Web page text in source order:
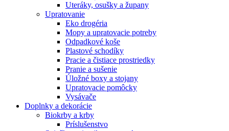
Uteráky, osušky a župany
Upratovanie
Eko drogéria
Mopy a upratovacie potreby
Odpadkové koše
Plastové schodíky
Pracie a čistiace prostriedky
Pranie a sušenie
Úložné boxy a stojany
Upratovacie pomôcky
Vysávače
Doplnky a dekorácie
Biokrby a krby
Príslušenstvo